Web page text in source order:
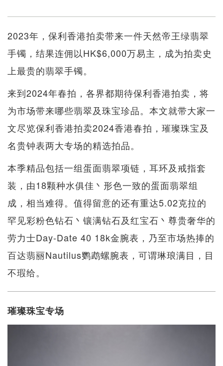
2023年，保利香港拍卖带来一件天然帝王绿翡翠
手镯，结果连佣以HK$6,000万易主，成为拍卖史
上最贵的翡翠手镯。
来到2024年春拍，各界都期待保利香港拍卖，将
为市场带来哪些翡翠及珠宝珍品。本文就带大家一
文尽览保利香港拍卖2024香港春拍，璀璨珠宝及
名贵钟表两大专场的精选拍品。
本季精品包括一组蛋面翡翠项链，耳环及戒指套
装，由18颗种水俱佳丶形色一致的蛋面翡翠组
成，相当难得。值得留意的还有重达5.02克拉的
罕见彩粉色钻石丶镶满钻石及红宝石丶尊贵奢华的
劳力士Day-Date 40 18k金腕表，乃至市场热捧的
百达翡丽Nautilus鹦鹉螺腕表，可谓琳琅满目，目
不瑕给。
璀璨珠宝专场